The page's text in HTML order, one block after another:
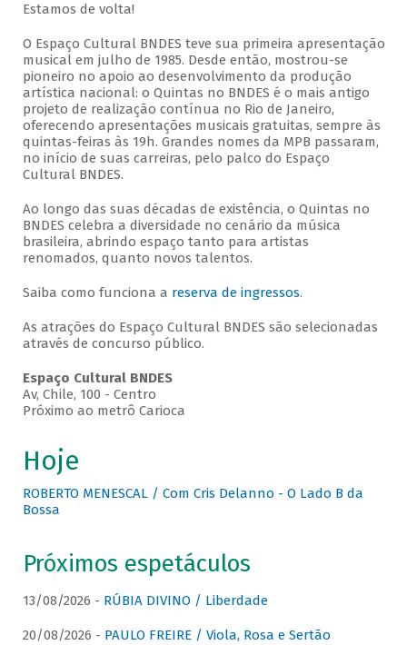
Estamos de volta!
O Espaço Cultural BNDES teve sua primeira apresentação
musical em julho de 1985. Desde então, mostrou-se
pioneiro no apoio ao desenvolvimento da produção
artística nacional: o Quintas no BNDES é o mais antigo
projeto de realização contínua no Rio de Janeiro,
oferecendo apresentações musicais gratuitas, sempre às
quintas-feiras às 19h. Grandes nomes da MPB passaram,
no início de suas carreiras, pelo palco do Espaço
Cultural BNDES.
Ao longo das suas décadas de existência, o Quintas no
BNDES celebra a diversidade no cenário da música
brasileira, abrindo espaço tanto para artistas
renomados, quanto novos talentos.
Saiba como funciona a reserva de ingressos.
As atrações do Espaço Cultural BNDES são selecionadas
através de concurso público.
Espaço Cultural BNDES
Av, Chile, 100 - Centro
Próximo ao metrô Carioca
Hoje
ROBERTO MENESCAL / Com Cris Delanno - O Lado B da
Bossa
Próximos espetáculos
13/08/2026 - RÚBIA DIVINO / Liberdade
20/08/2026 - PAULO FREIRE / Viola, Rosa e Sertão